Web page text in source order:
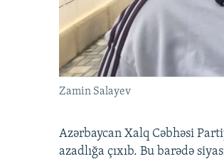
Zamin Salayev
Azərbaycan Xalq Cəbhəsi
azadlığa çıxıb. Bu barədə